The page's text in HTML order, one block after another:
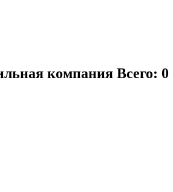
компания Всего: 0